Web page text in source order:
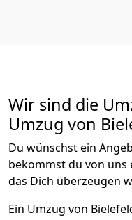
Wir sind die
Umzug von
Du wünschst ein
bekommst du von uns
das Dich überzeugen
Ein Umzug von